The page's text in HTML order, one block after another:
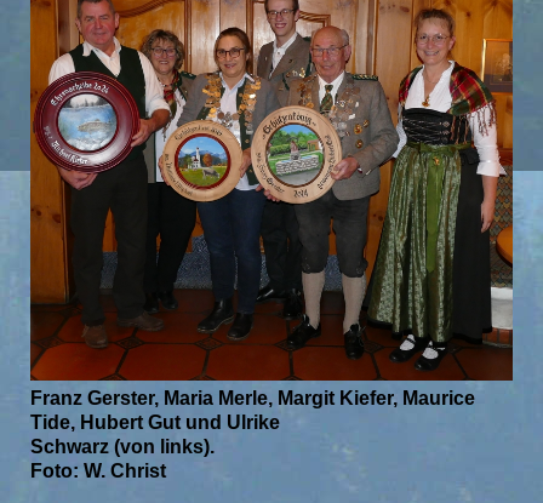
Franz Gerster, Maria Merle, Margit Kiefer, Maurice
Tide, Hubert Gut und Ulrike
Schwarz (von links).
Foto: W. Christ